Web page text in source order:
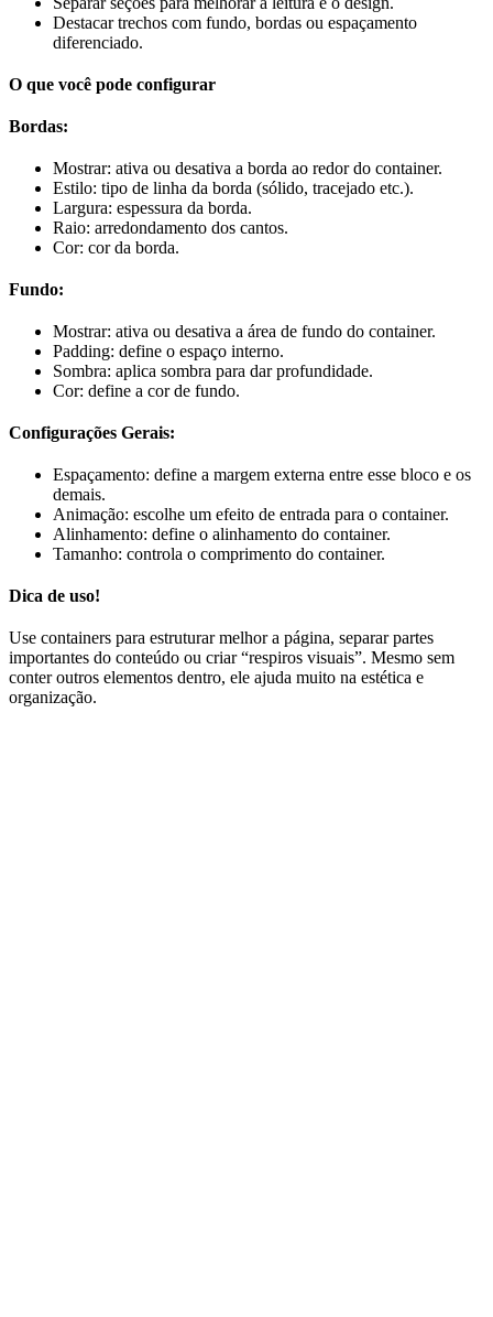
Destacar trechos com fundo, bordas ou espaçamento
diferenciado.
O que você pode configurar
Bordas:
Mostrar: ativa ou desativa a borda ao redor do container.
Estilo: tipo de linha da borda (sólido, tracejado etc.).
Largura: espessura da borda.
Raio: arredondamento dos cantos.
Cor: cor da borda.
Fundo:
Mostrar: ativa ou desativa a área de fundo do container.
Padding: define o espaço interno.
Sombra: aplica sombra para dar profundidade.
Cor: define a cor de fundo.
Configurações Gerais:
Espaçamento: define a margem externa entre esse bloco e os
demais.
Animação: escolhe um efeito de entrada para o container.
Alinhamento: define o alinhamento do container.
Tamanho: controla o comprimento do container.
Dica de uso!
Use containers para estruturar melhor a página, separar partes
importantes do conteúdo ou criar “respiros visuais”. Mesmo sem
conter outros elementos dentro, ele ajuda muito na estética e
organização.